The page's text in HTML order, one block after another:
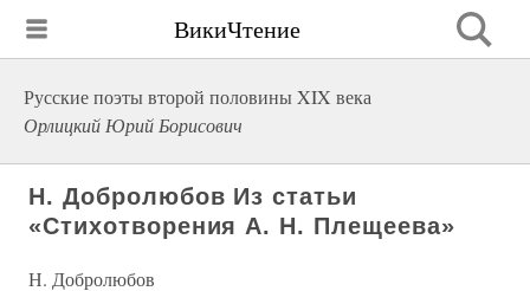
ВикиЧтение
Русские поэты второй половины XIX века
Орлицкий Юрий Борисович
Н. Добролюбов Из статьи
«Стихотворения А. Н. Плещеева»
Н. Добролюбов